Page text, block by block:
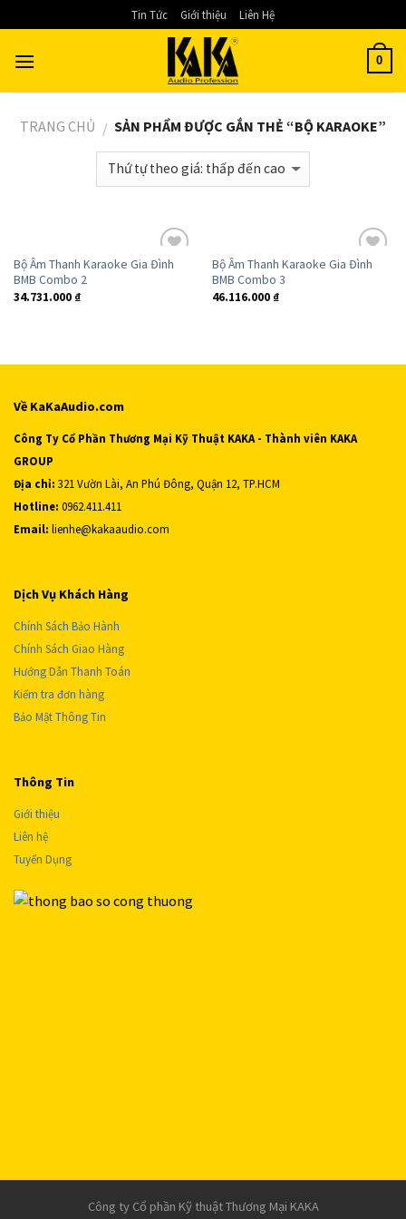
to
content
Tin Tức Giới thiệu Liên Hệ
0
TRANG CHỦ / SẢN PHẨM ĐƯỢC GẮN THẺ “BỘ KARAOKE”
Add to
Bộ Âm Thanh Karaoke Gia Đình
BMB Combo 2
34.731.000 ₫
Add to
Bộ Âm Thanh Karaoke Gia Đình
BMB Combo 3
46.116.000 ₫
Về KaKaAudio.com
Công Ty Cổ Phần Thương Mại Kỹ Thuật KAKA - Thành viên KAKA
GROUP
Địa chỉ: 321 Vườn Lài, An Phú Đông, Quận 12, TP.HCM
Hotline: 0962.411.411
Email: lienhe@kakaaudio.com
Dịch Vụ Khách Hàng
Chính Sách Bảo Hành
Chính Sách Giao Hàng
Hướng Dẫn Thanh Toán
Kiểm tra đơn hàng
Bảo Mật Thông Tin
Thông Tin
Giới thiệu
Liên hệ
Tuyển Dụng
Công ty Cổ phần Kỹ thuật Thương Mại KAKA